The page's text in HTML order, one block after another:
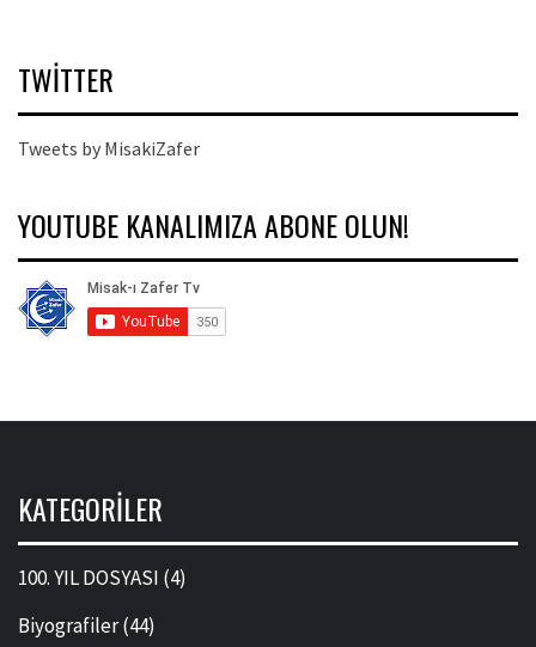
TWITTER
Tweets by MisakiZafer
YOUTUBE KANALIMIZA ABONE OLUN!
KATEGORILER
100. YIL DOSYASI (4)
Biyografiler(44)